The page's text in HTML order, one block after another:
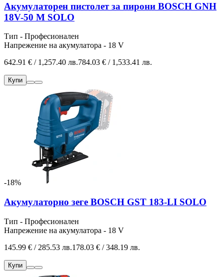
Акумулаторен пистолет за пирони BOSCH GNH
18V-50 M SOLO
Тип - Професионален
Напрежение на акумулатора - 18 V
642.91 € / 1,257.40 лв.784.03 € / 1,533.41 лв.
Купи
-18%
Акумулаторно зеге BOSCH GST 183-LI SOLO
Тип - Професионален
Напрежение на акумулатора - 18 V
145.99 € / 285.53 лв.178.03 € / 348.19 лв.
Купи